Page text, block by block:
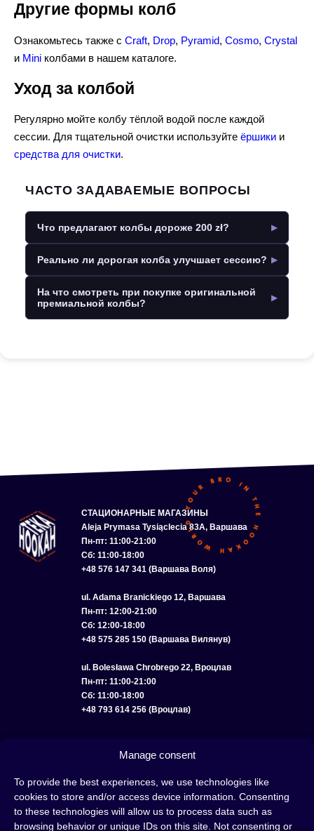
Manage consent
To provide the best experiences, we use technologies like
cookies to store and/or access device information. Consenting
to these technologies will allow us to process data such as
browsing behavior or unique IDs on this site. Not consenting or
Другие формы колб
Ознакомьтесь также с Craft, Drop, Pyramid, Cosmo, Crystal
и Mini колбами в нашем каталоге.
Уход за колбой
Регулярно мойте колбу тёплой водой после каждой
сессии. Для тщательной очистки используйте ёршики и
средства для очистки.
ЧАСТО ЗАДАВАЕМЫЕ ВОПРОСЫ
Что предлагают колбы дороже 200 zł?
Реально ли дорогая колба улучшает сессию?
На что смотреть при покупке оригинальной
премиальной колбы?
СТАЦИОНАРНЫЕ МАГАЗИНЫ
Aleja Prymasa Tysiąclecia 83A, Варшава
Пн-пт: 11:00-21:00
Сб: 11:00-18:00
+48 576 147 341 (Варшава Воля)
ul. Adama Branickiego 12, Варшава
Пн-пт: 12:00-21:00
Сб: 12:00-18:00
+48 575 285 150 (Варшава Вилянув)
ul. Bolesława Chrobrego 22, Вроцлав
Пн-пт: 11:00-21:00
Сб: 11:00-18:00
+48 793 614 256 (Вроцлав)
УСЛОВИЯ ИСПОЛЬЗОВАНИЯ ПОЛИТИКА COOKIE